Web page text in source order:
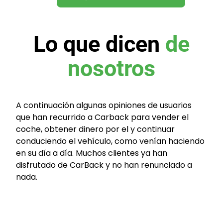
Lo que dicen de
nosotros
A continuación algunas opiniones de usuarios
que han recurrido a Carback para vender el
coche, obtener dinero por el y continuar
conduciendo el vehículo, como venían haciendo
en su día a día. Muchos clientes ya han
disfrutado de CarBack y no han renunciado a
nada.